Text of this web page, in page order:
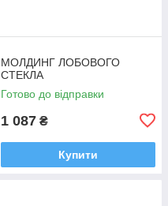
МОЛДИНГ ЛОБОВОГО
СТЕКЛА
Готово до відправки
1 087 ₴
Купити